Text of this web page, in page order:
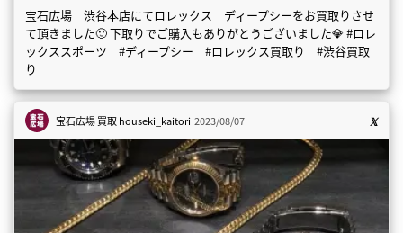
宝石広場 渋谷本店にてロレックス ディープシーをお買取りさせ
て頂きました🙂 下取りでご購入もありがとうございました💎 #ロレ
ックススポーツ #ディープシー #ロレックス買取り #渋谷買取
り
宝石広場 買取houseki_kaitori 2023/08/07